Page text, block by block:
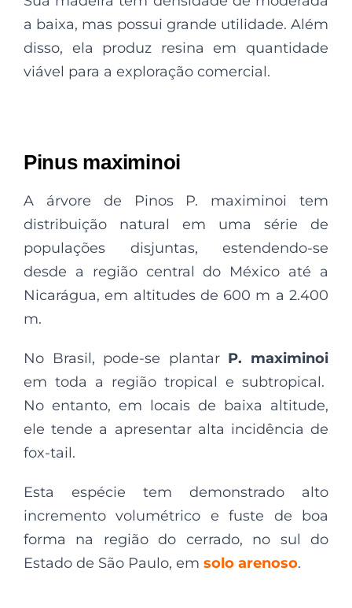
a baixa, mas possui grande utilidade. Além
disso, ela produz resina em quantidade
viável para a exploração comercial.
Pinus maximinoi
A árvore de Pinos P. maximinoi tem
distribuição natural em uma série de
populações disjuntas, estendendo-se
desde a região central do México até a
Nicarágua, em altitudes de 600 m a 2.400
m.
No Brasil, pode-se plantar P. maximinoi
em toda a região tropical e subtropical.
No entanto, em locais de baixa altitude,
ele tende a apresentar alta incidência de
fox-tail.
Esta espécie tem demonstrado alto
incremento volumétrico e fuste de boa
forma na região do cerrado, no sul do
Estado de São Paulo, em solo arenoso.